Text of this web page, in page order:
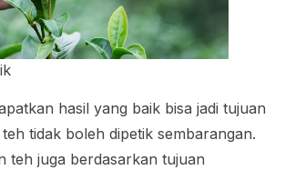
hasil yang baik bisa jadi tujuan
tidak boleh dipetik sembarangan.
teh juga berdasarkan tujuan